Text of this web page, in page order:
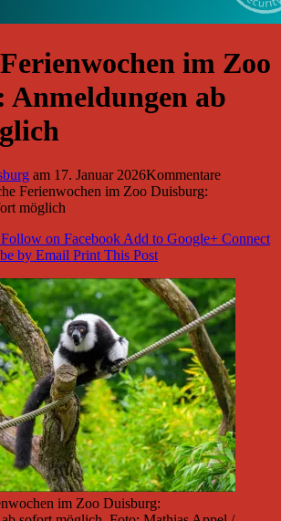
im Zoo
Anmeldungen ab
am 17. Januar 2026Kommentare
Ferienwochen im Zoo Duisburg:
möglich
Follow on FacebookAdd to Google+ Connect
by Email Print This Post
im Zoo Duisburg: